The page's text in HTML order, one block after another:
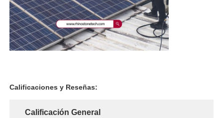
Calificaciones y Reseñas:
Calificación General